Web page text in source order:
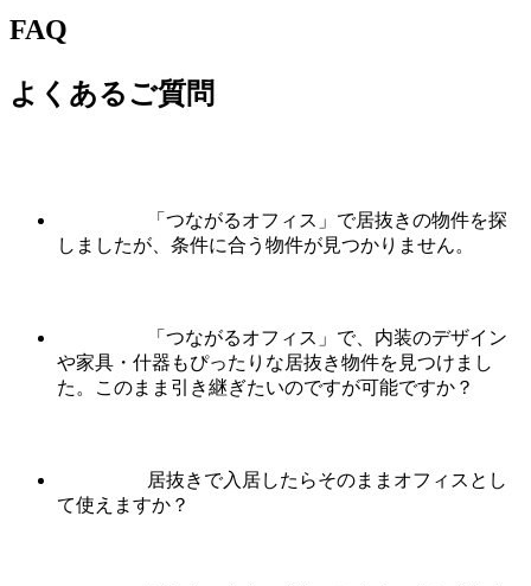
FAQ
よくあるご質問
「つながるオフィス」で居抜きの物件を探
しましたが、条件に合う物件が見つかりません。
「つながるオフィス」で、内装のデザイン
や家具・什器もぴったりな居抜き物件を見つけまし
た。このまま引き継ぎたいのですが可能ですか？
居抜きで入居したらそのままオフィスとし
て使えますか？